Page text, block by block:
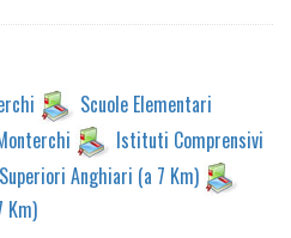
Scuole Elementari
Istituti Comprensivi
Anghiari (a 7 Km)
Km)